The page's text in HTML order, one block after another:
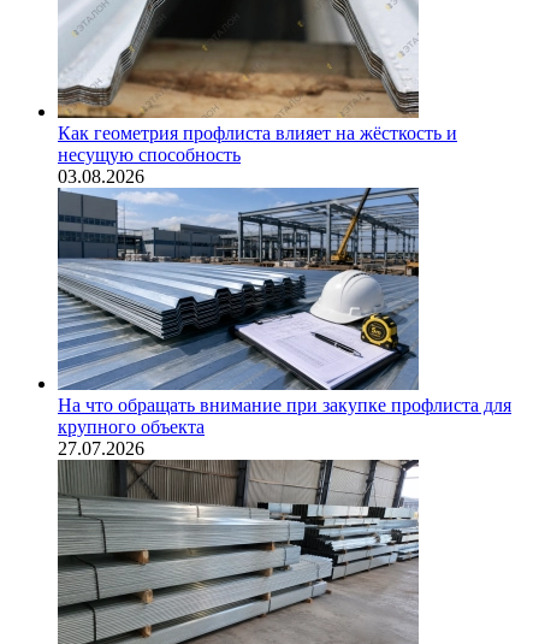
Как геометрия профлиста влияет на жёсткость и
несущую способность
03.08.2026
На что обращать внимание при закупке профлиста для
крупного объекта
27.07.2026